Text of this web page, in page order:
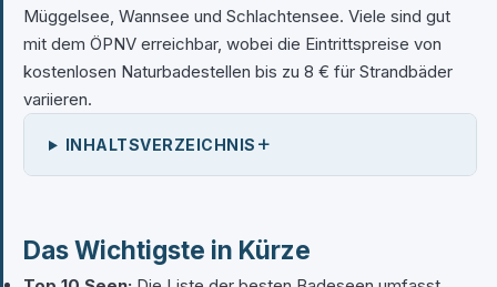
Müggelsee, Wannsee und Schlachtensee. Viele sind gut
mit dem ÖPNV erreichbar, wobei die Eintrittspreise von
kostenlosen Naturbadestellen bis zu 8 € für Strandbäder
variieren.
INHALTSVERZEICHNIS +
Das Wichtigste in Kürze